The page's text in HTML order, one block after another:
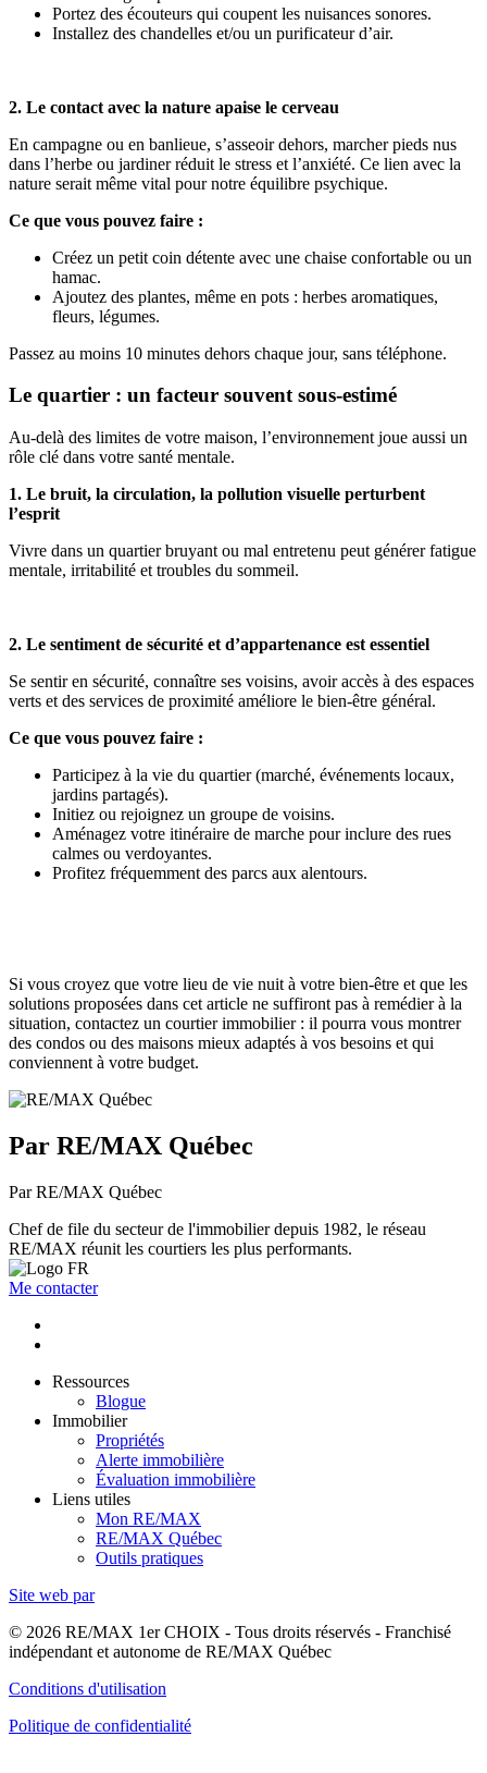
Portez des écouteurs qui coupent les nuisances sonores.
Installez des chandelles et/ou un purificateur d’air.
2. Le contact avec la nature apaise le cerveau
En campagne ou en banlieue, s’asseoir dehors, marcher pieds nus
dans l’herbe ou jardiner réduit le stress et l’anxiété. Ce lien avec la
nature serait même vital pour notre équilibre psychique.
Ce que vous pouvez faire :
Créez un petit coin détente avec une chaise confortable ou un
hamac.
Ajoutez des plantes, même en pots : herbes aromatiques,
fleurs, légumes.
Passez au moins 10 minutes dehors chaque jour, sans téléphone.
Le quartier : un facteur souvent sous-estimé
Au-delà des limites de votre maison, l’environnement joue aussi un
rôle clé dans votre santé mentale.
1. Le bruit, la circulation, la pollution visuelle perturbent
l’esprit
Vivre dans un quartier bruyant ou mal entretenu peut générer fatigue
mentale, irritabilité et troubles du sommeil.
2. Le sentiment de sécurité et d’appartenance est essentiel
Se sentir en sécurité, connaître ses voisins, avoir accès à des espaces
verts et des services de proximité améliore le bien-être général.
Ce que vous pouvez faire :
Participez à la vie du quartier (marché, événements locaux,
jardins partagés).
Initiez ou rejoignez un groupe de voisins.
Aménagez votre itinéraire de marche pour inclure des rues
calmes ou verdoyantes.
Profitez fréquemment des parcs aux alentours.
Si vous croyez que votre lieu de vie nuit à votre bien-être et que les
solutions proposées dans cet article ne suffiront pas à remédier à la
situation, contactez un courtier immobilier : il pourra vous montrer
des condos ou des maisons mieux adaptés à vos besoins et qui
conviennent à votre budget.
Par RE/MAX Québec
Par RE/MAX Québec
Chef de file du secteur de l'immobilier depuis 1982, le réseau
RE/MAX réunit les courtiers les plus performants.
Me contacter
Ressources
Blogue
Immobilier
Propriétés
Alerte immobilière
Évaluation immobilière
Liens utiles
Mon RE/MAX
RE/MAX Québec
Outils pratiques
Site web par
© 2026 RE/MAX 1er CHOIX - Tous droits réservés - Franchisé
indépendant et autonome de RE/MAX Québec
Conditions d'utilisation
Politique de confidentialité